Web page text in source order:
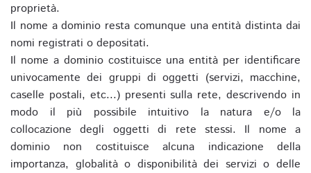
proprietà.
Il nome a dominio resta comunque una entità distinta dai
nomi registrati o depositati.
Il nome a dominio costituisce una entità per identificare
univocamente dei gruppi di oggetti (servizi, macchine,
caselle postali, etc...) presenti sulla rete, descrivendo in
modo il più possibile intuitivo la natura e/o la
collocazione degli oggetti di rete stessi. Il nome a
dominio non costituisce alcuna indicazione della
importanza, globalità o disponibilità dei servizi o delle